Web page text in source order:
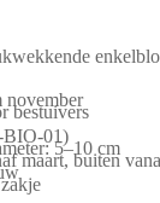
november
bestuivers
BIO-01)
5–10 cm
maart, buiten